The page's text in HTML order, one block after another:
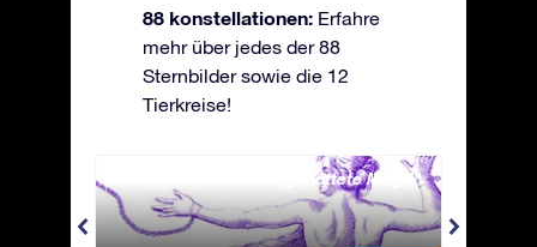
88 konstellationen: Erfahre
mehr über jedes der 88
Sternbilder sowie die 12
Tierkreise!
Andromeda - Die angekettete Magd